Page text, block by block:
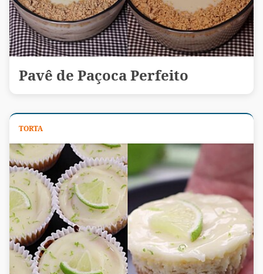
Pavê de Paçoca Perfeito
TORTA